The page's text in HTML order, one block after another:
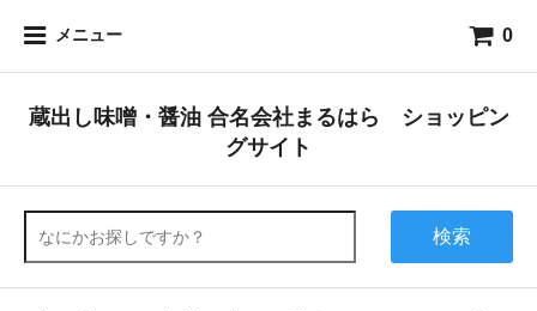
メニュー 0
蔵出し味噌・醤油 合名会社まるはら ショッピン
グサイト
検索